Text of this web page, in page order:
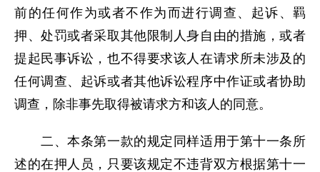
前的任何作为或者不作为而进行调查、起诉、羁
押、处罚或者采取其他限制人身自由的措施，或者
提起民事诉讼，也不得要求该人在请求所未涉及的
任何调查、起诉或者其他诉讼程序中作证或者协助
调查，除非事先取得被请求方和该人的同意。
二、本条第一款的规定同样适用于第十一条所
述的在押人员，只要该规定不违背双方根据第十一